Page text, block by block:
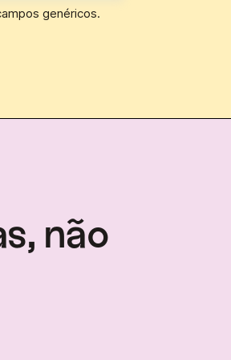
genéricos.
não